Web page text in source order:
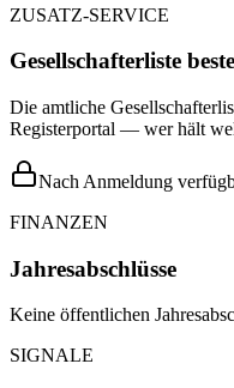
ZUSATZ-SERVICE
Gesellschafterliste
Die amtliche
Registerportal — wer hält
Nach Anmeldung
FINANZEN
Jahresabschlüsse
Keine öffentlichen
SIGNALE